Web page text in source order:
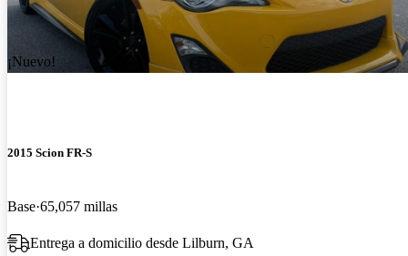
¡Nuevo!
2015 Scion FR-S
Base 65,057 millas
Entrega a domicilio desde Lilburn, GA